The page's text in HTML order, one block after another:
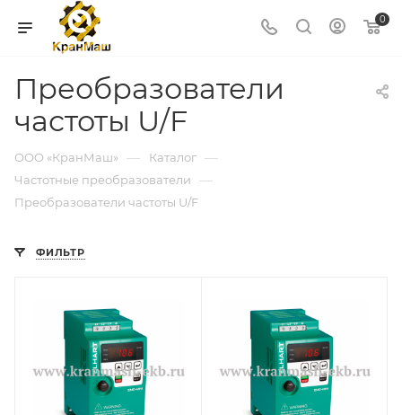
0
Преобразователи
частоты U/F
ООО «КранМаш» — Каталог —
Частотные преобразователи —
Преобразователи частоты U/F
ФИЛЬТР